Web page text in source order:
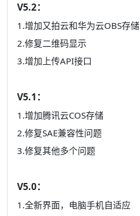
V5.2：
1.增加又拍云和华为云OBS存储
2.修复二维码显示
3.增加上传API接口
V5.1：
1.增加腾讯云COS存储
2.修复SAE兼容性问题
3.修复其他多个问题
V5.0：
1.全新界面，电脑手机自适应